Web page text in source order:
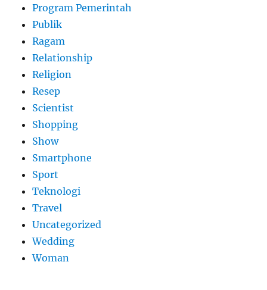
Program Pemerintah
Publik
Ragam
Relationship
Religion
Resep
Scientist
Shopping
Show
Smartphone
Sport
Teknologi
Travel
Uncategorized
Wedding
Woman